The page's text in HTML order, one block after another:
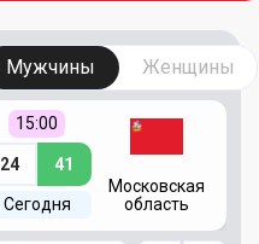
Мужчины Женщины
15:00
24 41
Сегодня
Московская
область